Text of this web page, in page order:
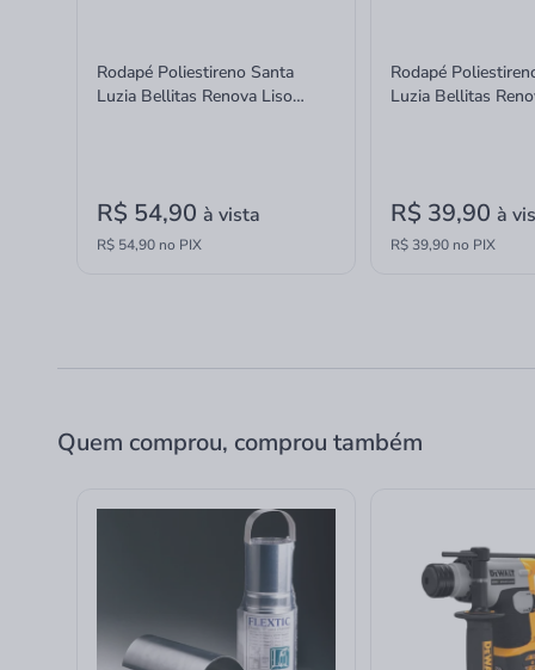
Rodapé Poliestireno Santa
Luzia Bellitas Renova Liso
R$ 54,90 à vista
R$ 54,90 no PIX
Rodapé
Luzia Bellitas
R$ 39,90 à
R$ 39,90 no PIX
Quem comprou, comprou também